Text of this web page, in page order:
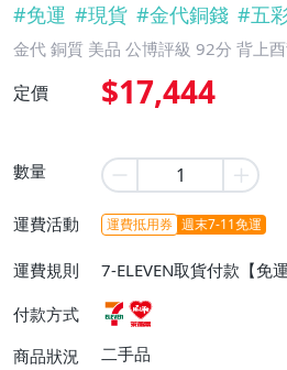
#免運 #現貨 #金代銅錢 #五
金代 銅質 美品 公博評級 92分 背上
定價 $17,444
數量
運費活動 運費抵用券 週末7-11免運
運費規則
7-ELEVEN取貨付款【免
貨付款【免運費】
付款方式
商品狀況
二手品